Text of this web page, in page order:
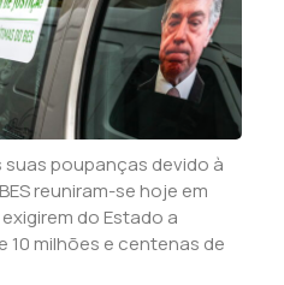
poupanças devido à
reuniram-se hoje em
do Estado a
milhões e centenas de